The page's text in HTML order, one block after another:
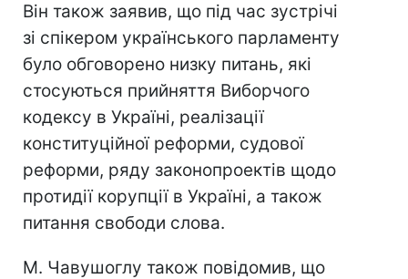
Він також заявив, що під час зустрічі
зі спікером українського парламенту
було обговорено низку питань, які
стосуються прийняття Виборчого
кодексу в Україні, реалізації
конституційної реформи, судової
реформи, ряду законопроектів щодо
протидії корупції в Україні, а також
питання свободи слова.
М. Чавушоглу також повідомив, що